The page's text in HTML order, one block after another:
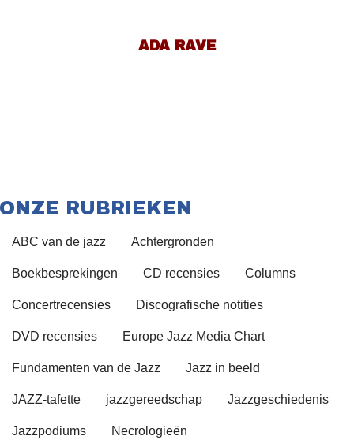
ADA RAVE
ONZE RUBRIEKEN
ABC van de jazz Achtergronden
Boekbesprekingen CD recensies Columns
Concertrecensies Discografische notities
DVD recensies Europe Jazz Media Chart
Fundamenten van de Jazz Jazz in beeld
JAZZ-tafette jazzgereedschap Jazzgeschiedenis
Jazzpodiums Necrologieën